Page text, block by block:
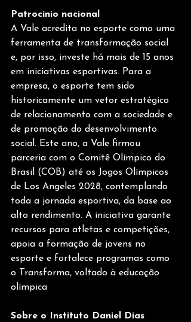
Patrocínio nacional
A Vale acredita no esporte como uma
ferramenta de transformação social
e, por isso, investe há mais de 15 anos
em iniciativas esportivas. Para a
empresa, o esporte tem sido
historicamente um vetor estratégico
de relacionamento com a sociedade e
de promoção do desenvolvimento
social. Este ano, a Vale firmou
parceria com o Comitê Olímpico do
Brasil (COB) até os Jogos Olímpicos
de Los Angeles 2028, contemplando
toda a jornada esportiva, da base ao
alto rendimento. A iniciativa garante
recursos para atletas e competições,
apoia a formação de jovens no
esporte e fortalece programas como
o Transforma, voltado à educação
olímpica
Sobre o Instituto Daniel Dias